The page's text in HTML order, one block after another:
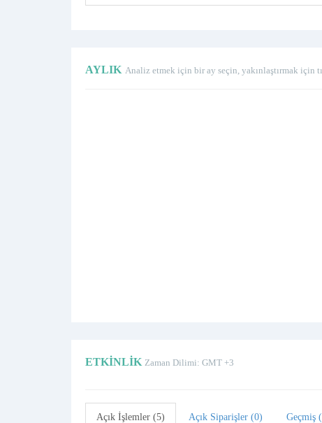
AYLIK Analiz etmek için bir ay seçin, yakınlaştırmak için
ETKINLIK Zaman Dilimi: GMT +3
Açık İşlemler (5) Açık Siparişler (0) Geçmiş